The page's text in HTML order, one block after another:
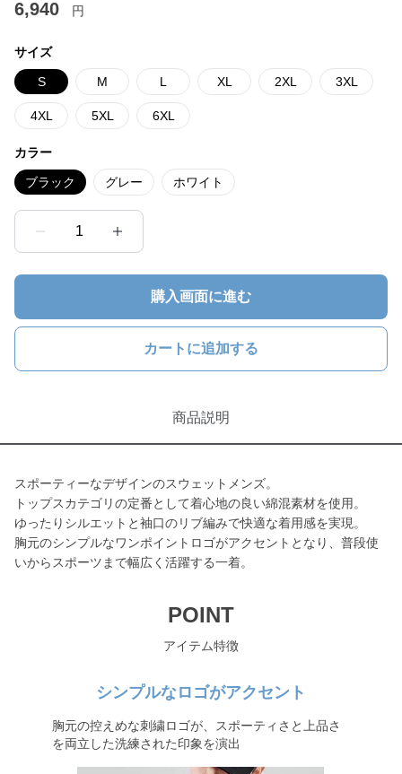
6,940 円
サイズ
S M L XL 2XL 3XL
4XL 5XL 6XL
カラー
ブラック グレー ホワイト
1
購入画面に進む
カートに追加する
商品説明
スポーティーなデザインのスウェットメンズ。
トップスカテゴリの定番として着心地の良い綿混素材を使用。
ゆったりシルエットと袖口のリブ編みで快適な着用感を実現。
胸元のシンプルなワンポイントロゴがアクセントとなり、普段使
いからスポーツまで幅広く活躍する一着。
POINT
アイテム特徴
シンプルなロゴがアクセント
胸元の控えめな刺繍ロゴが、スポーティさと上品さ
を両立した洗練された印象を演出